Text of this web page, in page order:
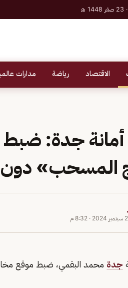
الاقتصاد رياضة مدارات
جدة:
المسحب»
· 8:32 م
جدة محمد البقمي، ضبط موقع